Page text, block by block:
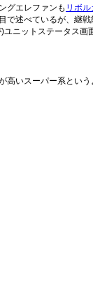
グエレファンも リボル
で述べているが、継
ニットステータス
高いスーパー系とい